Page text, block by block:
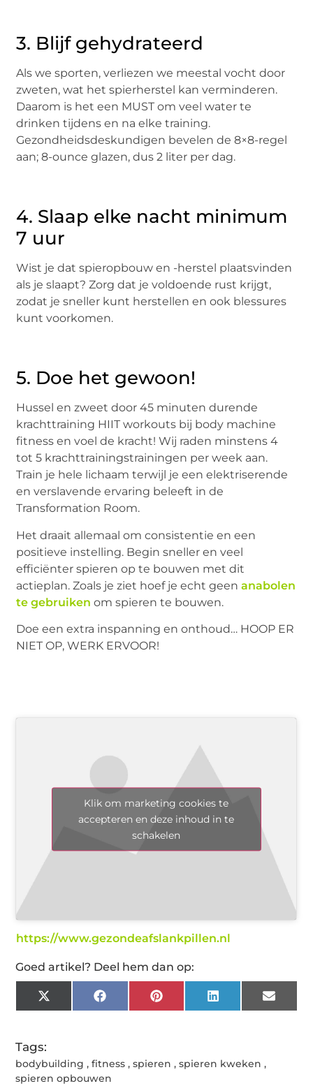
3. Blijf gehydrateerd
Als we sporten, verliezen we meestal vocht door
zweten, wat het spierherstel kan verminderen.
Daarom is het een MUST om veel water te
drinken tijdens en na elke training.
Gezondheidsdeskundigen bevelen de 8×8-regel
aan; 8-ounce glazen, dus 2 liter per dag.
4. Slaap elke nacht minimum
7 uur
Wist je dat spieropbouw en -herstel plaatsvinden
als je slaapt? Zorg dat je voldoende rust krijgt,
zodat je sneller kunt herstellen en ook blessures
kunt voorkomen.
5. Doe het gewoon!
Hussel en zweet door 45 minuten durende
krachttraining HIIT workouts bij body machine
fitness en voel de kracht! Wij raden minstens 4
tot 5 krachttrainingstrainingen per week aan.
Train je hele lichaam terwijl je een elektriserende
en verslavende ervaring beleeft in de
Transformation Room.
Het draait allemaal om consistentie en een
positieve instelling. Begin sneller en veel
efficiënter spieren op te bouwen met dit
actieplan. Zoals je ziet hoef je echt geenanabolen
te gebruiken om spieren te bouwen.
Doe een extra inspanning en onthoud… HOOP ER
NIET OP, WERK ERVOOR!
Klik om marketing cookies te
accepteren en deze inhoud in te
schakelen
https://www.gezondeafslankpillen.nl
Goed artikel? Deel hem dan op:
X
(Twitter)
FacebookPinterestLinkedInEmail
Tags:
bodybuilding ,fitness ,spieren ,spieren kweken ,
spieren opbouwen